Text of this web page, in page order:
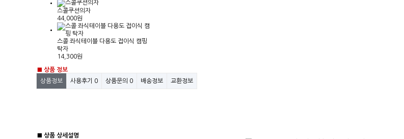
스콜쿠션의자
44,000원
스콜 좌식테이블 다용도 접이식 캠핑
탁자
14,300원
■ 상품 정보
상품정보
사용후기 0 상품문의 0 배송정보 교환정보
■ 상품 상세설명